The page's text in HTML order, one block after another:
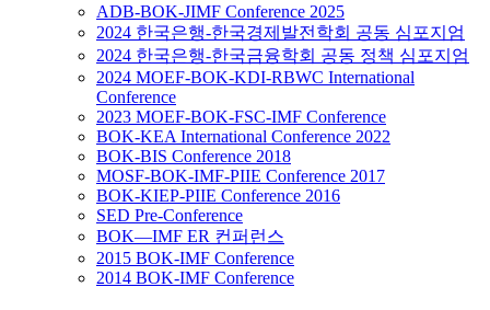
ADB-BOK-JIMF Conference 2025
2024 한국은행-한국경제발전학회 공동 심포지엄
2024 한국은행-한국금융학회 공동 정책 심포지엄
2024 MOEF-BOK-KDI-RBWC International
Conference
2023 MOEF-BOK-FSC-IMF Conference
BOK-KEA International Conference 2022
BOK-BIS Conference 2018
MOSF-BOK-IMF-PIIE Conference 2017
BOK-KIEP-PIIE Conference 2016
SED Pre-Conference
BOK―IMF ER 컨퍼런스
2015 BOK-IMF Conference
2014 BOK-IMF Conference